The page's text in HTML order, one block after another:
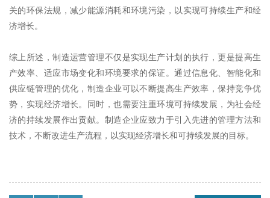
关的环保法规，减少能源消耗和环境污染，以实现可持续生产和经
济增长。
综上所述，制造运营管理不仅是实现生产计划的执行，更是提高生
产效率、适应市场变化和环境要求的保证。通过信息化、智能化和
供应链管理的优化，制造企业可以不断提高生产效率，保持竞争优
势，实现经济增长。同时，也需要注重环境可持续发展，为社会经
济的持续发展作出贡献。制造企业应致力于引入先进的管理方法和
技术，不断改进生产流程，以实现经济增长和可持续发展的目标。